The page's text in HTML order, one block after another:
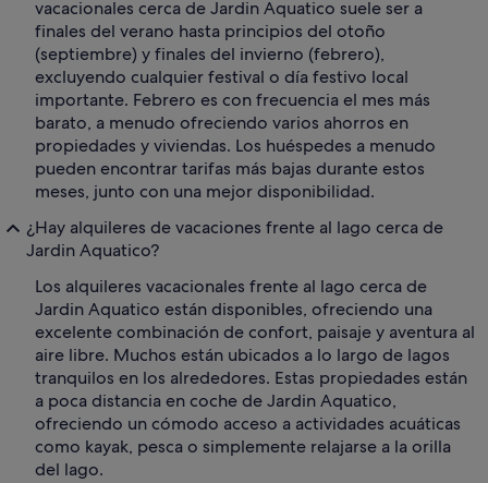
vacacionales cerca de Jardin Aquatico suele ser a
finales del verano hasta principios del otoño
(septiembre) y finales del invierno (febrero),
excluyendo cualquier festival o día festivo local
importante. Febrero es con frecuencia el mes más
barato, a menudo ofreciendo varios ahorros en
propiedades y viviendas. Los huéspedes a menudo
pueden encontrar tarifas más bajas durante estos
meses, junto con una mejor disponibilidad.
¿Hay alquileres de vacaciones frente al lago cerca de
Jardin Aquatico?
Los alquileres vacacionales frente al lago cerca de
Jardin Aquatico están disponibles, ofreciendo una
excelente combinación de confort, paisaje y aventura al
aire libre. Muchos están ubicados a lo largo de lagos
tranquilos en los alrededores. Estas propiedades están
a poca distancia en coche de Jardin Aquatico,
ofreciendo un cómodo acceso a actividades acuáticas
como kayak, pesca o simplemente relajarse a la orilla
del lago.